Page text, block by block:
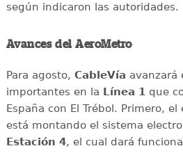
según indicaron las autoridades.
Avances del AeroMetro
Para agosto, CableVía avanzará
importantes en la Línea 1que
España con El Trébol. Primero,
está montando el sistema
Estación 4, el cual dará